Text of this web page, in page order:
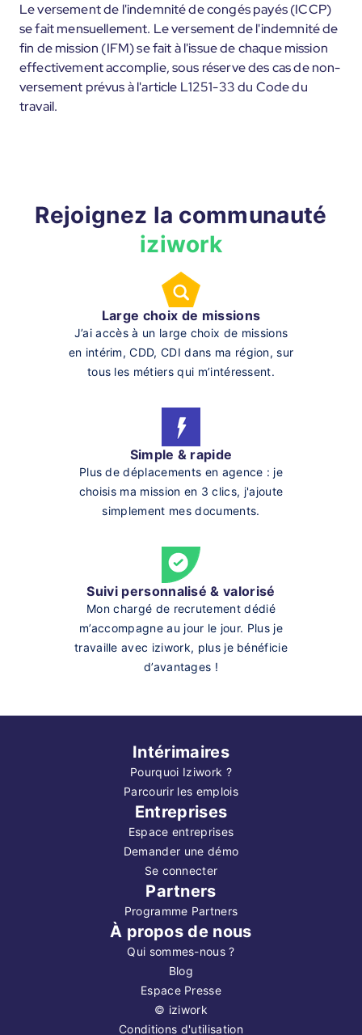
Le versement de l'indemnité de congés payés (ICCP)
se fait mensuellement. Le versement de l'indemnité de
fin de mission (IFM) se fait à l'issue de chaque mission
effectivement accomplie, sous réserve des cas de non-
versement prévus à l'article L1251-33 du Code du
travail.
Rejoignez la communauté
iziwork
Large choix de missions
J’ai accès à un large choix de missions
en intérim, CDD, CDI dans ma région, sur
tous les métiers qui m’intéressent.
Simple & rapide
Plus de déplacements en agence : je
choisis ma mission en 3 clics, j'ajoute
simplement mes documents.
Suivi personnalisé & valorisé
Mon chargé de recrutement dédié
m’accompagne au jour le jour. Plus je
travaille avec iziwork, plus je bénéficie
d’avantages !
Intérimaires
Pourquoi Iziwork ?
Parcourir les emplois
Entreprises
Espace entreprises
Demander une démo
Se connecter
Partners
Programme Partners
À propos de nous
Qui sommes-nous ?
Blog
Espace Presse
© iziwork
Conditions d'utilisation